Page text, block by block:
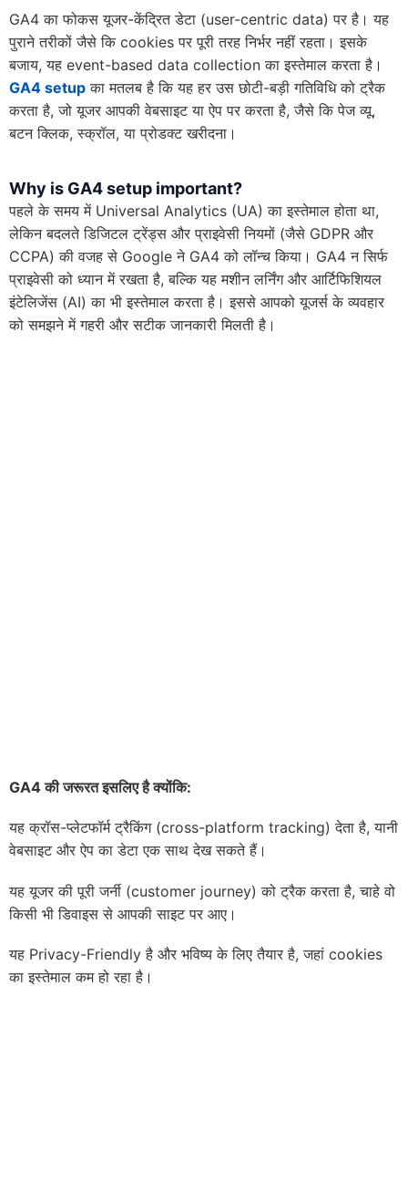
GA4 का फोकस यूजर-केंद्रित डेटा (user-centric data) पर है। यह
पुराने तरीकों जैसे कि cookies पर पूरी तरह निर्भर नहीं रहता। इसके
बजाय, यह event-based data collection का इस्तेमाल करता है।
GA4 setup का मतलब है कि यह हर उस छोटी-बड़ी गतिविधि को ट्रैक
करता है, जो यूजर आपकी वेबसाइट या ऐप पर करता है, जैसे कि पेज व्यू,
बटन क्लिक, स्क्रॉल, या प्रोडक्ट खरीदना।
Why is GA4 setup important?
पहले के समय में Universal Analytics (UA) का इस्तेमाल होता था,
लेकिन बदलते डिजिटल ट्रेंड्स और प्राइवेसी नियमों (जैसे GDPR और
CCPA) की वजह से Google ने GA4 को लॉन्च किया। GA4 न सिर्फ
प्राइवेसी को ध्यान में रखता है, बल्कि यह मशीन लर्निंग और आर्टिफिशियल
इंटेलिजेंस (AI) का भी इस्तेमाल करता है। इससे आपको यूजर्स के व्यवहार
को समझने में गहरी और सटीक जानकारी मिलती है।
GA4 की जरूरत इसलिए है क्योंकि:
यह क्रॉस-प्लेटफॉर्म ट्रैकिंग (cross-platform tracking) देता है, यानी
वेबसाइट और ऐप का डेटा एक साथ देख सकते हैं।
यह यूजर की पूरी जर्नी (customer journey) को ट्रैक करता है, चाहे वो
किसी भी डिवाइस से आपकी साइट पर आए।
यह Privacy-Friendly है और भविष्य के लिए तैयार है, जहां cookies
का इस्तेमाल कम हो रहा है।